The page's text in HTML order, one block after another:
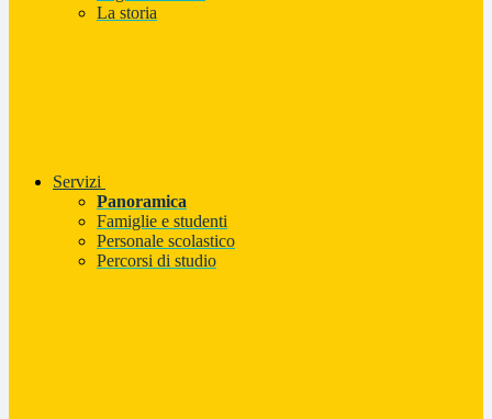
La storia
Servizi
Panoramica
Famiglie e studenti
Personale scolastico
Percorsi di studio